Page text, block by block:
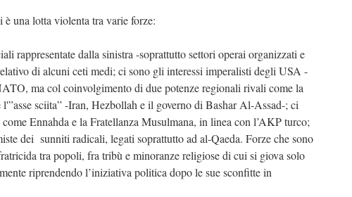
una lotta violenta tra varie forze:
rappresentate dalla sinistra -soprattutto settori operai organizzati e
di alcuni ceti medi; ci sono gli interessi imperalisti degli USA -
ma col coinvolgimento di due potenze regionali rivali come la
l'”asse sciita” -Iran, Hezbollah e il governo di Bashar Al-Assad-; ci
Ennahda e la Fratellanza Musulmana, in linea con l’AKP turco;
dei sunniti radicali, legati soprattutto ad al-Qaeda. Forze che sono
tra popoli, fra tribù e minoranze religiose di cui si giova solo
riprendendo l’iniziativa politica dopo le sue sconfitte in